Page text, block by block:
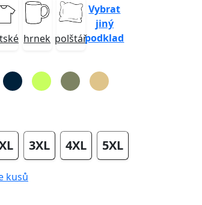
hrnek polštář
Vybrat
jiný
podklad
3XL 4XL 5XL
kusů